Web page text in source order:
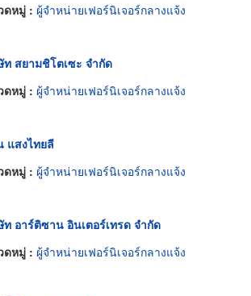
ดหมู่ : ผู้จำหน่ายเฟอร์นิเจอร์กลางแจ้ง
ท สยามชิโตเซะ จำกัด
ดหมู่ : ผู้จำหน่ายเฟอร์นิเจอร์กลางแจ้ง
แสงไทยลี
ดหมู่ : ผู้จำหน่ายเฟอร์นิเจอร์กลางแจ้ง
ท อาร์ติซาน อินเตอร์เทรด จำกัด
ดหมู่ : ผู้จำหน่ายเฟอร์นิเจอร์กลางแจ้ง